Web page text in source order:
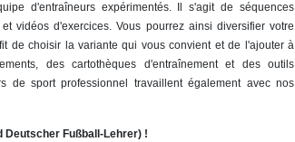
d'entraîneurs expérimentés. Il s'agit de séquences
vidéos d'exercices. Vous pourrez ainsi diversifier votre
de choisir la variante qui vous convient et de l'ajouter à
des cartothèques d'entraînement et des outils
de sport professionnel travaillent également avec nos
Deutscher Fußball-Lehrer) !